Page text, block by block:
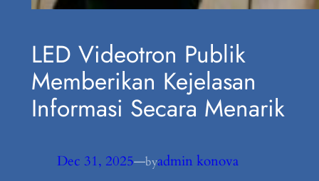
LED Videotron Publik
Memberikan Kejelasan
Informasi Secara Menarik
Dec 31, 2025—byadmin konova